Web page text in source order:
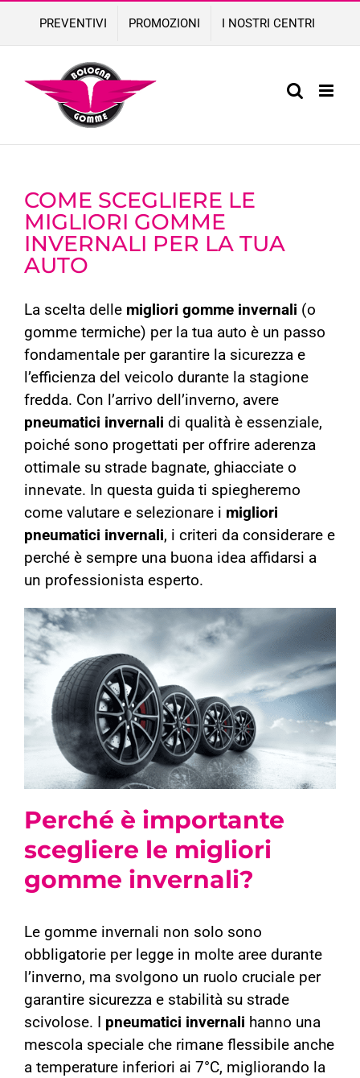
content
PREVENTIVI PROMOZIONI I NOSTRI CENTRI
COME SCEGLIERE LE
MIGLIORI GOMME
INVERNALI PER LA TUA
AUTO
La scelta delle migliori gomme invernali (o
gomme termiche) per la tua auto è un passo
fondamentale per garantire la sicurezza e
l’efficienza del veicolo durante la stagione
fredda. Con l’arrivo dell’inverno, avere
pneumatici invernali di qualità è essenziale,
poiché sono progettati per offrire aderenza
ottimale su strade bagnate, ghiacciate o
innevate. In questa guida ti spiegheremo
come valutare e selezionare i migliori
pneumatici invernali, i criteri da considerare e
perché è sempre una buona idea affidarsi a
un professionista esperto.
Perché è importante
scegliere le migliori
gomme invernali?
Le gomme invernali non solo sono
obbligatorie per legge in molte aree durante
l’inverno, ma svolgono un ruolo cruciale per
garantire sicurezza e stabilità su strade
scivolose. I pneumatici invernali hanno una
mescola speciale che rimane flessibile anche
a temperature inferiori ai 7°C, migliorando la